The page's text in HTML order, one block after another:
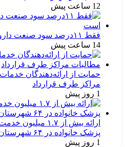
12 ساعت پیش
فقط ۱۱‌درصد سود صنعت دارو تبدیل به نقدینگی شده است
14 ساعت پیش
حمایت از ارائه‌دهندگان
مراکز طرف قرارداد
1 روز پیش
ارائه بیش از ۱.۷
پزشک خانواده در ۶۴ شهرستان
1 روز پیش